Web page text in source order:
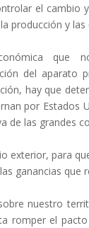
el cambio
producción y
que
del aparato
hay que
por Estados
de las grandes
exterior, para
ganancias que
nuestro
romper el